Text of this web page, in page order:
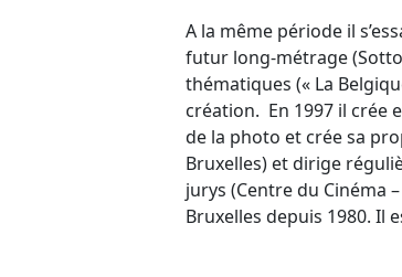
A la même période il
futur long-métrage
thématiques (« La
création. En 1997 il crée
de la photo et crée sa
Bruxelles) et dirige
jurys (Centre du Cinéma
Bruxelles depuis 1980. Il